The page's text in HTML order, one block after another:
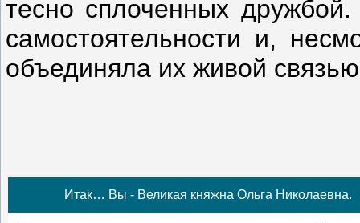
тесно сплоченных
самостоятельности и,
объединяла их живой
Итак… Вы - Великая княжна Ольга Николаевна.